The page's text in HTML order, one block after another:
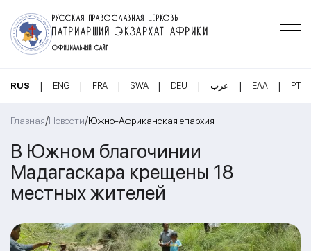
РУССКАЯ ПРАВОСЛАВНАЯ ЦЕРКОВЬ
ПАТРИАРШИЙ ЭКЗАРХАТ АФРИКИ
ОФИЦИАЛЬНЫЙ САЙТ
RUS | ENG | FRA | SWA | DEU | عرب | ΕΛΛ | PT
Главная/Новости/Южно-Африканская епархия
В Южном благочинии
Мадагаскара крещены 18
местных жителей